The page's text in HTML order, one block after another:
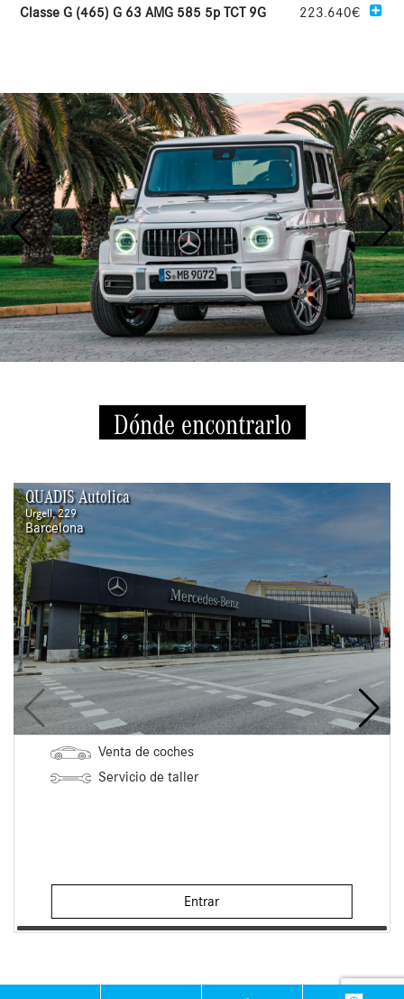
Classe G (465) G 63 AMG 585 5p TCT 9G 223.640€
Dónde encontrarlo
QUADIS Autolica
Urgell, 229
Barcelona
Venta de coches
Servicio de taller
Entrar